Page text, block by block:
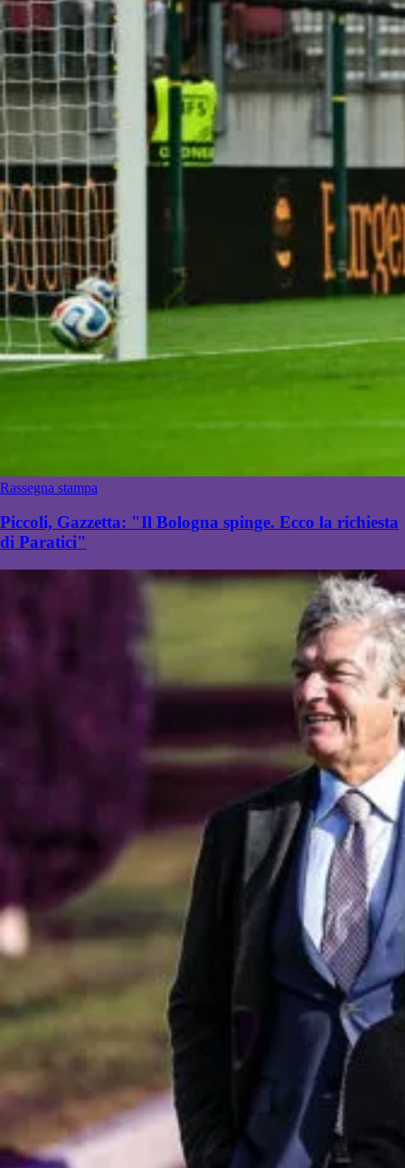
Rassegna stampa
Piccoli, Gazzetta: "Il Bologna spinge. Ecco la richiesta
di Paratici"